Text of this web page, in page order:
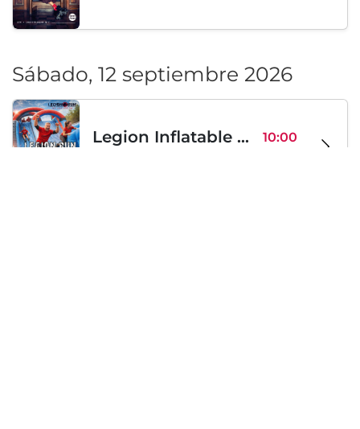
Sábado, 12 septiembre 2026
Legion Inflatable Family Run - Sofia 10:00